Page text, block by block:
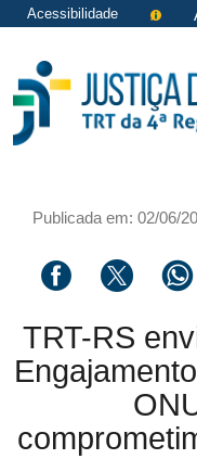
Acessibilidade
Publicada em: 02/06/
Compartilhar via
TRT-RS